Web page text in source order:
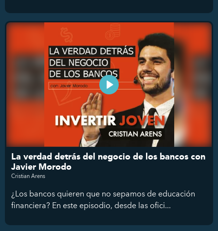
La verdad detrás del negocio de los bancos con
Javier Morodo
Cristian Arens
¿Los bancos quieren que no sepamos de educación
financiera? En este episodio, desde las ofici...